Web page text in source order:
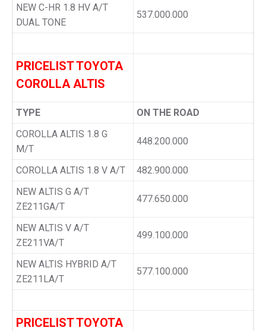
NEW C-HR 1.8 HV A/T
DUAL TONE
537.000.000
PRICELIST TOYOTA
COROLLA ALTIS
TYPE
ON THE ROAD
COROLLA ALTIS 1.8 G
M/T
448.200.000
COROLLA ALTIS 1.8 V A/T
482.900.000
NEW ALTIS G A/T
ZE211GA/T
477.650.000
NEW ALTIS V A/T
ZE211VA/T
499.100.000
NEW ALTIS HYBRID A/T
ZE211LA/T
577.100.000
PRICELIST TOYOTA